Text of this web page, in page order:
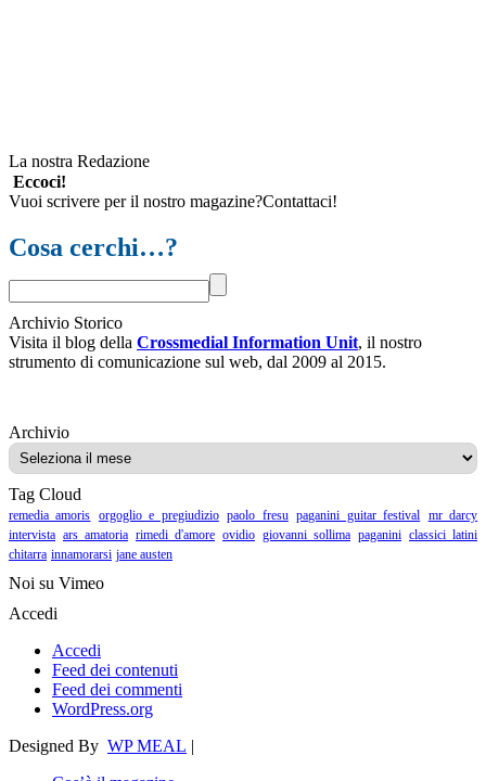
La nostra Redazione
Eccoci!
Vuoi scrivere per il nostro magazine?Contattaci!
Cosa cerchi…?
Archivio Storico
Visita il blog della Crossmedial Information Unit, il nostro
strumento di comunicazione sul web, dal 2009 al 2015.
ArchivioArchivio
Tag Cloud
remedia amoris orgoglio e pregiudizio paolo fresu paganini guitar festival mr darcy
intervista ars amatoria rimedi d'amore ovidio giovanni sollima paganini classici latini
chitarra innamorarsi jane austen
Noi su Vimeo
Accedi
Accedi
Feed dei contenuti
Feed dei commenti
WordPress.org
Designed By WP MEAL |